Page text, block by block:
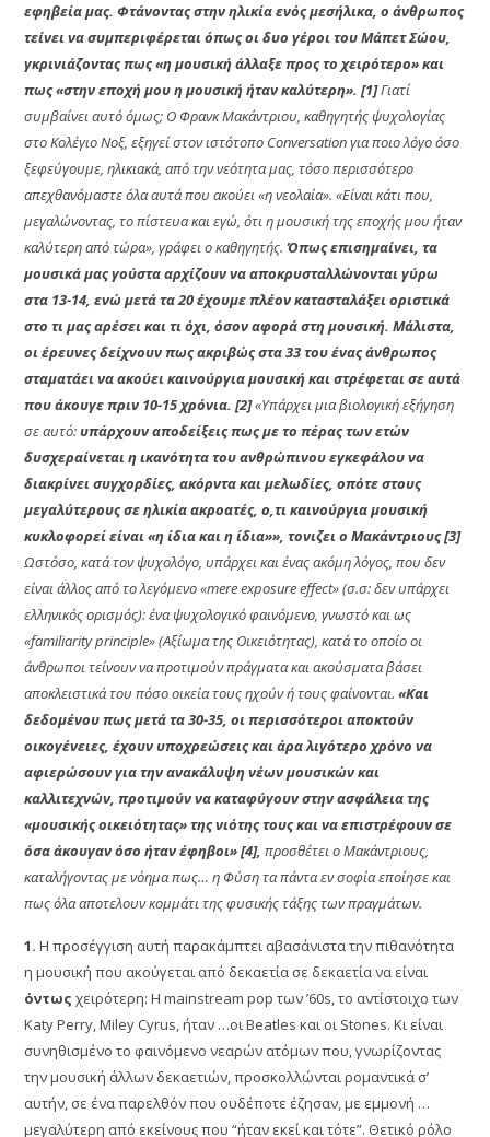
εφηβεία μας. Φτάνοντας στην ηλικία ενός μεσήλικα, ο άνθρωπος
τείνει να συμπεριφέρεται όπως οι δυο γέροι του Μάπετ Σώου,
γκρινιάζοντας πως «η μουσική άλλαξε προς το χειρότερο» και
πως «στην εποχή μου η μουσική ήταν καλύτερη». [1]Γιατί
συμβαίνει αυτό όμως; Ο Φρανκ Μακάντριου, καθηγητής ψυχολογίας
στο Κολέγιο Νοξ, εξηγεί στον ιστότοπο Conversation για ποιο λόγο όσο
ξεφεύγουμε, ηλικιακά, από την νεότητα μας, τόσο περισσότερο
απεχθανόμαστε όλα αυτά που ακούει «η νεολαία». «Είναι κάτι που,
μεγαλώνοντας, το πίστευα και εγώ, ότι η μουσική της εποχής μου ήταν
καλύτερη από τώρα», γράφει ο καθηγητής.Όπως επισημαίνει, τα
μουσικά μας γούστα αρχίζουν να αποκρυσταλλώνονται γύρω
στα 13-14, ενώ μετά τα 20 έχουμε πλέον κατασταλάξει οριστικά
στο τι μας αρέσει και τι όχι, όσον αφορά στη μουσική. Μάλιστα,
οι έρευνες δείχνουν πως ακριβώς στα 33 του ένας άνθρωπος
σταματάει να ακούει καινούργια μουσική και στρέφεται σε αυτά
που άκουγε πριν 10-15 χρόνια. [2]«Υπάρχει μια βιολογική εξήγηση
σε αυτό:υπάρχουν αποδείξεις πως με το πέρας των ετών
δυσχεραίνεται η ικανότητα του ανθρώπινου εγκεφάλου να
διακρίνει συγχορδίες, ακόρντα και μελωδίες, οπότε στους
μεγαλύτερους σε ηλικία ακροατές, ο,τι καινούργια μουσική
κυκλοφορεί είναι «η ίδια και η ίδια»», τονιζει ο Μακάντριους [3]
Ωστόσο, κατά τον ψυχολόγο, υπάρχει και ένας ακόμη λόγος, που δεν
είναι άλλος από το λεγόμενο «mere exposure effect» (σ.σ: δεν υπάρχει
ελληνικός ορισμός): ένα ψυχολογικό φαινόμενο, γνωστό και ως
«familiarity principle» (Αξίωμα της Οικειότητας), κατά το οποίο οι
άνθρωποι τείνουν να προτιμούν πράγματα και ακούσματα βάσει
αποκλειστικά του πόσο οικεία τους ηχούν ή τους φαίνονται.«Και
δεδομένου πως μετά τα 30-35, οι περισσότεροι αποκτούν
οικογένειες, έχουν υποχρεώσεις και άρα λιγότερο χρόνο να
αφιερώσουν για την ανακάλυψη νέων μουσικών και
καλλιτεχνών, προτιμούν να καταφύγουν στην ασφάλεια της
«μουσικής οικειότητας» της νιότης τους και να επιστρέφουν σε
όσα άκουγαν όσο ήταν έφηβοι» [4], προσθέτει ο Μακάντριους,
καταλήγοντας με νόημα πως… η Φύση τα πάντα εν σοφία εποίησε και
πως όλα αποτελουν κομμάτι της φυσικής τάξης των πραγμάτων.
1. Η προσέγγιση αυτή παρακάμπτει αβασάνιστα την πιθανότητα
η μουσική που ακούγεται από δεκαετία σε δεκαετία να είναι
όντως χειρότερη: Η mainstream pop των ’60s, το αντίστοιχο των
Katy Perry, Miley Cyrus, ήταν …οι Beatles και οι Stones. Κι είναι
συνηθισμένο το φαινόμενο νεαρών ατόμων που, γνωρίζοντας
την μουσική άλλων δεκαετιών, προσκολλώνται ρομαντικά σ’
αυτήν, σε ένα παρελθόν που ουδέποτε έζησαν, με εμμονή …
μεγαλύτερη από εκείνους που “ήταν εκεί και τότε”. Θετικό ρόλο